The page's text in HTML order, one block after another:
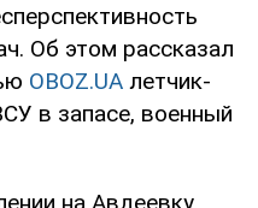
Об этом рассказал
OBOZ.UA летчик-
в запасе, военный
на Авдеевку